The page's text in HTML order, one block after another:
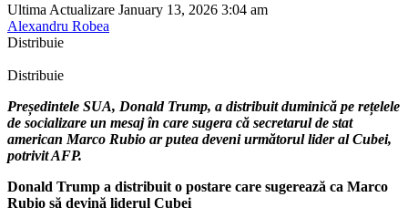
Ultima Actualizare January 13, 2026 3:04 am
Alexandru Robea
Distribuie
Distribuie
Președintele SUA, Donald Trump, a distribuit duminică pe rețelele
de socializare un mesaj în care sugera că secretarul de stat
american Marco Rubio ar putea deveni următorul lider al Cubei,
potrivit AFP.
Donald Trump a distribuit o postare care sugerează ca Marco
Rubio să devină liderul Cubei